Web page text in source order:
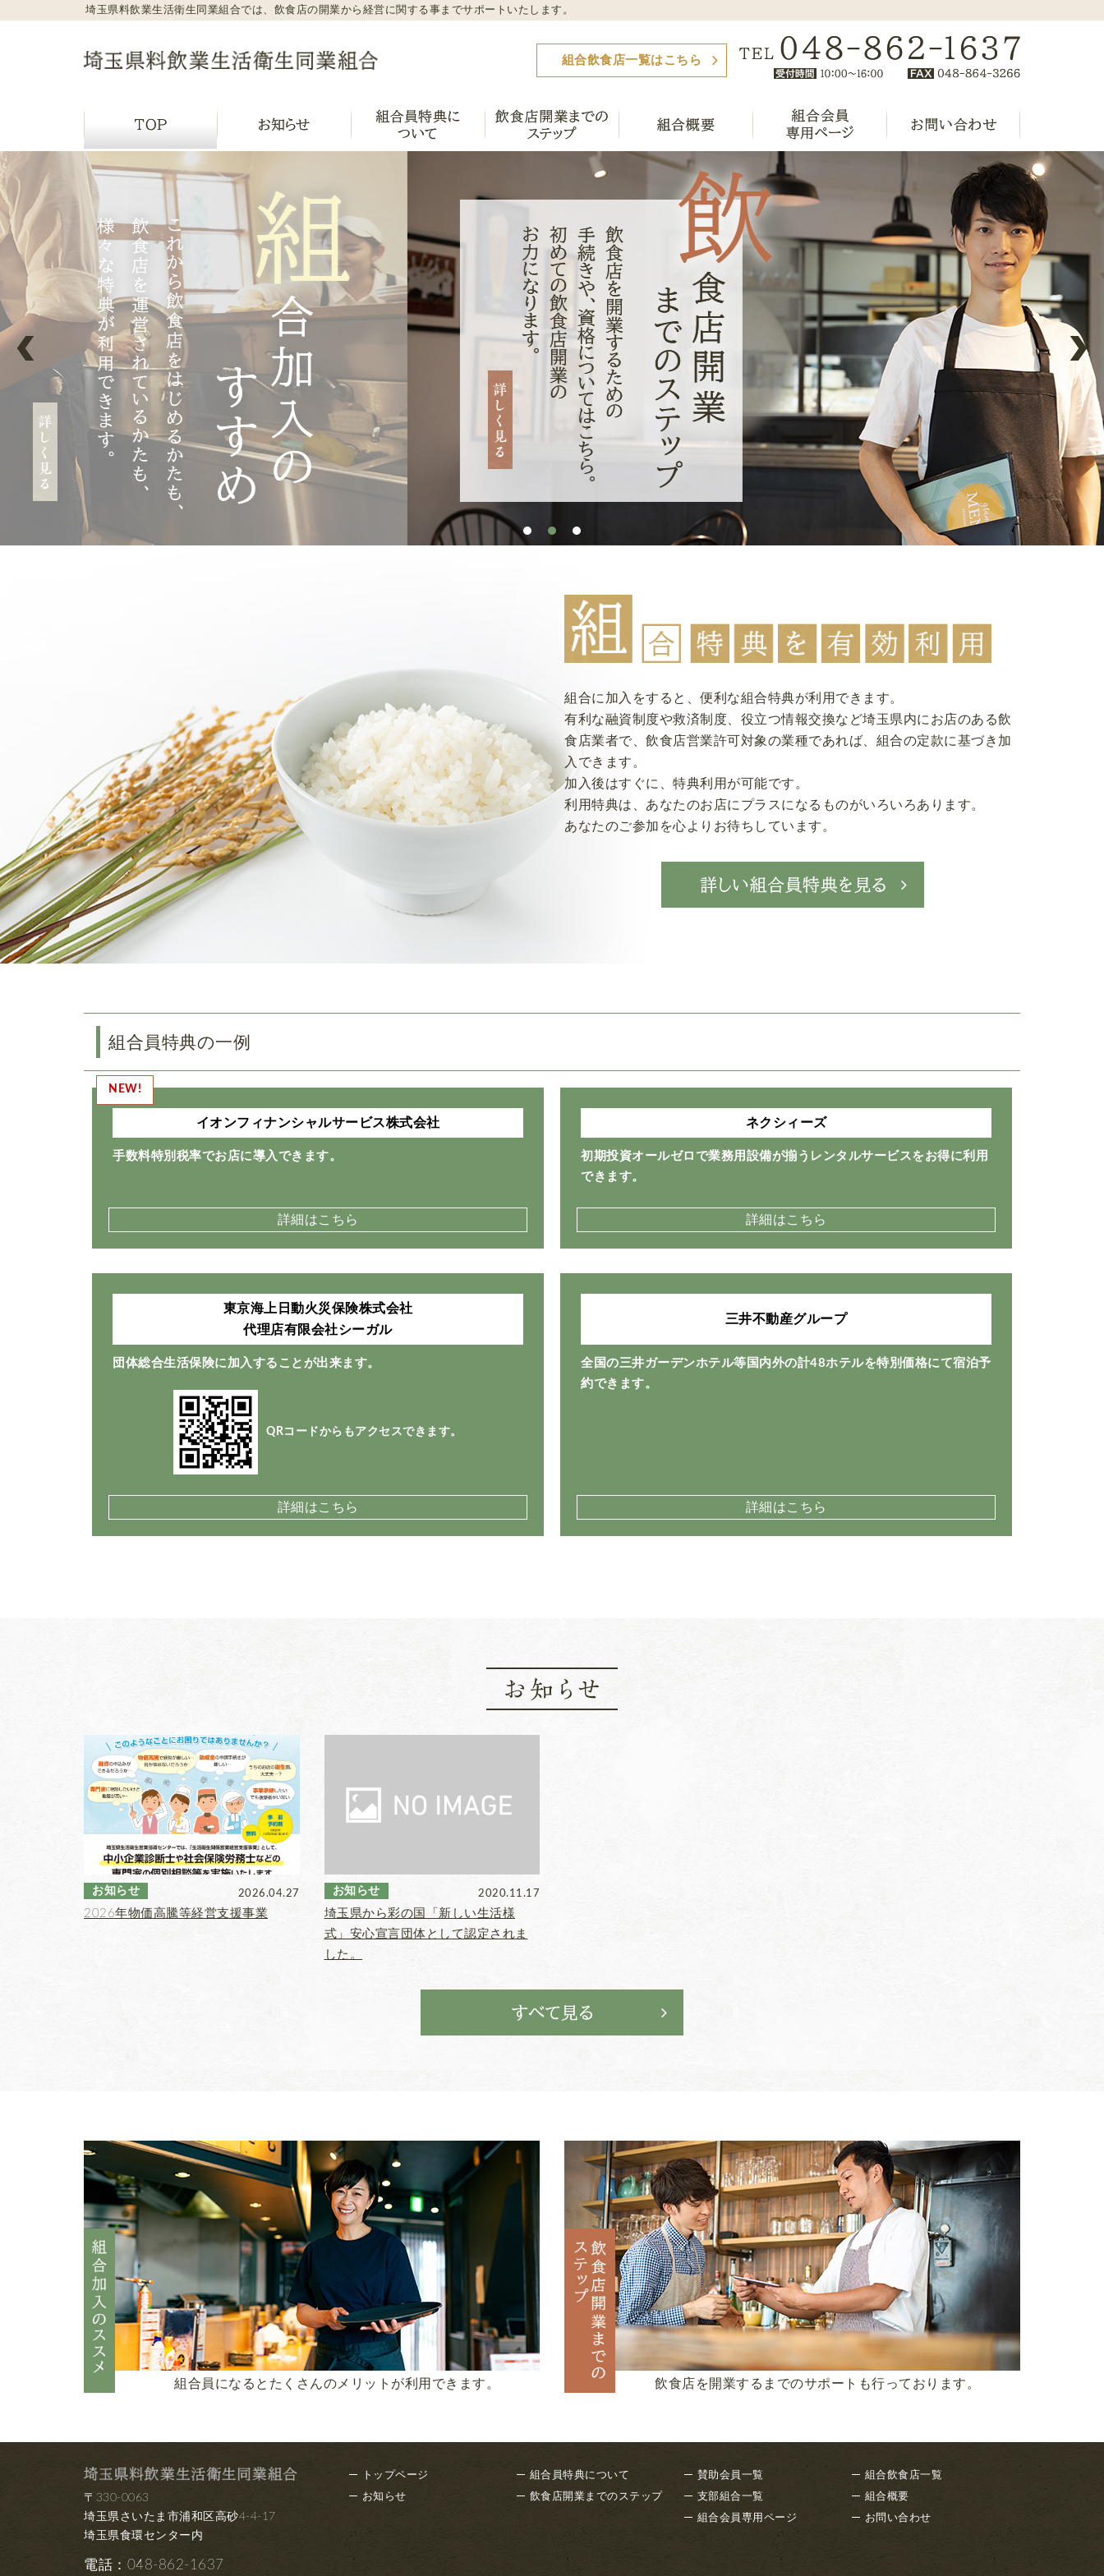
埼玉県料飲業生活衛生同業組合では、飲食店の開業から経営に関する事までサポートいたします。
埼玉県料飲業生活衛生同業組合では、飲食店の開業から経営に関する事までサポートいたします。
組合飲食店一覧はこちら
組合に加入をすると、便利な組合特典が利用できます。
有利な融資制度や救済制度、役立つ情報交換など埼玉県内にお店のある飲
食店業者で、飲食店営業許可対象の業種であれば、組合の定款に基づき加
入できます。
加入後はすぐに、特典利用が可能です。
利用特典は、あなたのお店にプラスになるものがいろいろあります。
あなたのご参加を心よりお待ちしています。
組合員特典の一例
イオンフィナンシャルサービス株式会社
手数料特別税率でお店に導入できます。
詳細はこちら
NEW!
ネクシィーズ
初期投資オールゼロで業務用設備が揃うレンタルサービスをお得に利用
できます。
詳細はこちら
東京海上日動火災保険株式会社
代理店有限会社シーガル
団体総合生活保険に加入することが出来ます。
QRコードからもアクセスできます。
詳細はこちら
三井不動産グループ
全国の三井ガーデンホテル等国内外の計48ホテルを特別価格にて宿泊予
約できます。
詳細はこちら
お知らせ 2026.04.27
2026年物価高騰等経営支援事業
お知らせ 2020.11.17
埼玉県から彩の国「新しい生活様
式」安心宣言団体として認定されま
した。
組合員になるとたくさんのメリットが利用できます。 飲食店を開業するまでのサポートも行っております。
〒330-0063
埼玉県さいたま市浦和区高砂4-4-17
埼玉県食環センター内
電話： 048-862-1637
トップページ
お知らせ
組合員特典について
飲食店開業までのステップ
賛助会員一覧
支部組合一覧
組合会員専用ページ
組合飲食店一覧
組合概要
お問い合わせ